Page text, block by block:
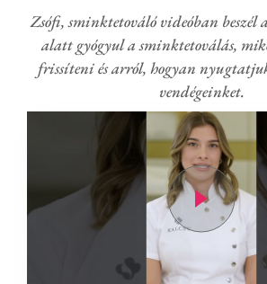
Zsófi, sminktetováló videóban
alatt gyógyul a sminktetoválás,
frissíteni és arról, hogyan
vendégeinket.